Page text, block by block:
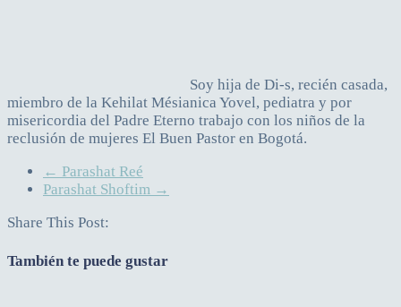
Soy hija de Di-s, recién casada,
miembro de la Kehilat Mésianica Yovel, pediatra y por
misericordia del Padre Eterno trabajo con los niños de la
reclusión de mujeres El Buen Pastor en Bogotá.
← Parashat Reé
Parashat Shoftim →
Share This Post:
También te puede gustar